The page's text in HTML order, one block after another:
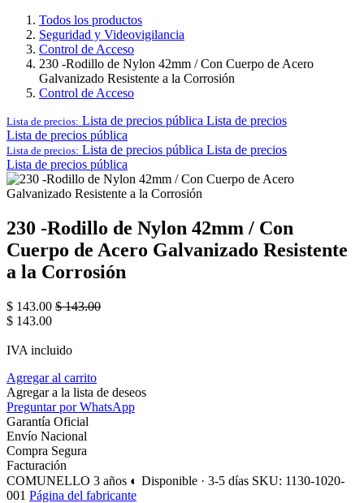
Todos los productos
Seguridad y Videovigilancia
Control de Acceso
230 -Rodillo de Nylon 42mm / Con Cuerpo de Acero
Galvanizado Resistente a la Corrosión
Control de Acceso
Lista de precios: Lista de precios pública Lista de precios
Lista de precios pública
Lista de precios: Lista de precios pública Lista de precios
Lista de precios pública
230 -Rodillo de Nylon 42mm / Con
Cuerpo de Acero Galvanizado Resistente
a la Corrosión
$ 143.00 $143.00
$ 143.00
IVA incluido
Agregar al carrito
Agregar a la lista de deseos
Preguntar por WhatsApp
Garantía Oficial
Envío Nacional
Compra Segura
Facturación
COMUNELLO 3 años ◐ Disponible · 3-5 días SKU: 1130-1020-
001 Página del fabricante